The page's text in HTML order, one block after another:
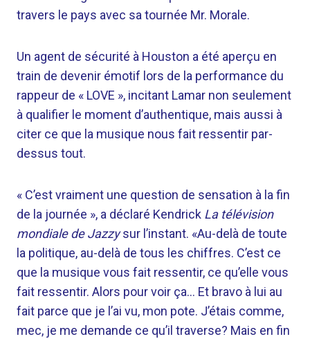
travers le pays avec sa tournée Mr. Morale.
Un agent de sécurité à Houston a été aperçu en
train de devenir émotif lors de la performance du
rappeur de « LOVE », incitant Lamar non seulement
à qualifier le moment d’authentique, mais aussi à
citer ce que la musique nous fait ressentir par-
dessus tout.
« C’est vraiment une question de sensation à la fin
de la journée », a déclaré Kendrick La télévision
mondiale de Jazzysur l’instant. «Au-delà de toute
la politique, au-delà de tous les chiffres. C’est ce
que la musique vous fait ressentir, ce qu’elle vous
fait ressentir. Alors pour voir ça… Et bravo à lui au
fait parce que je l’ai vu, mon pote. J’étais comme,
mec, je me demande ce qu’il traverse? Mais en fin